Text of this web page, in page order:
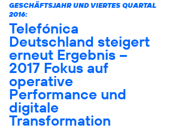
GESCHÄFTSJAHR UND VIERTES QUARTAL
2016:
Telefónica
Deutschland steigert
erneut Ergebnis –
2017 Fokus auf
operative
Performance und
digitale
Transformation